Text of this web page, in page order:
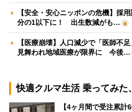
【安全・安心ニッポンの危機】採
分の1以下に！ 出生数減がも…
【医療崩壊】人口減少で「医師不
見舞われ地域医療が限界に 今後…
快適クルマ生活 乗ってみた
【4ヶ月間で受注累